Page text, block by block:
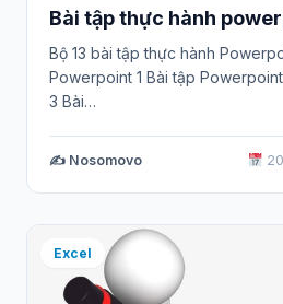
Bài tập thực hành
Bộ 13 bài tập thực hành
Powerpoint 1 Bài tập
3 Bài…
✍️ Nosomovo
Excel